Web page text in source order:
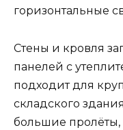
горизонтальные
Стены и кровля
панелей с
подходит для
складского
большие пролёты,